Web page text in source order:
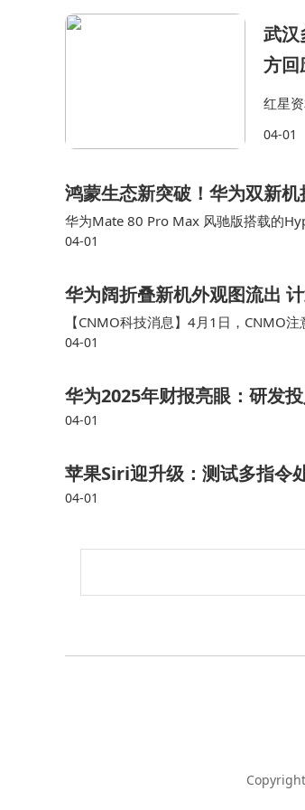
武汉
方回
红星
卜快
04-01
鸿蒙生态新突破！华为双新
华为Mate 80 Pro Max 风驰版搭载的
鸿蒙操作系统 6在更多设备上全面铺开
04-01
华为阔折叠新机外观图流出
【CNMO科技消息】4月1日，CNMO
手机草图来看，这款新机左侧背板区域
04-01
华为2025年财报亮眼：研发
04-01
苹果Siri迎升级：测试多指令
04-01